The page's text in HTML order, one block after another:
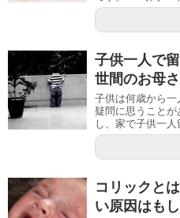
子供一人で
世間のお母
子供は何歳から一
疑問に思うこと
し、家で子供一人
コリックと
い原因はも